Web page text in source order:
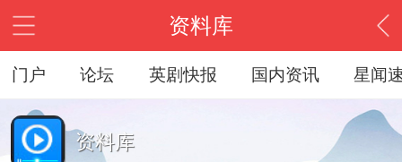
资料库
门户 论坛 英剧快报 国内资讯 星闻
资料库